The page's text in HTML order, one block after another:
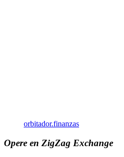
orbitador.finanzas
Opere en ZigZag Exchange